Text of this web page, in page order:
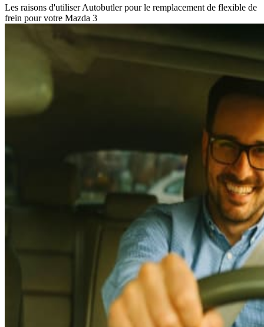
Les raisons d'utiliser Autobutler pour le remplacement de flexible de
frein pour votre Mazda 3